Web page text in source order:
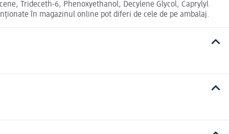
Trideceth-6, Phenoxyethanol, Decylene Glycol, Caprylyl
în magazinul online pot diferi de cele de pe ambalaj.